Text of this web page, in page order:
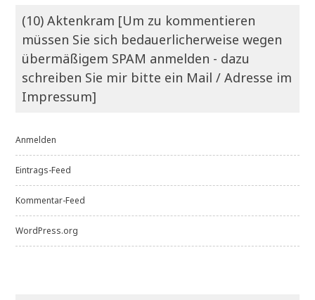
(10) Aktenkram [Um zu kommentieren
müssen Sie sich bedauerlicherweise wegen
übermäßigem SPAM anmelden - dazu
schreiben Sie mir bitte ein Mail / Adresse im
Impressum]
Anmelden
Eintrags-Feed
Kommentar-Feed
WordPress.org